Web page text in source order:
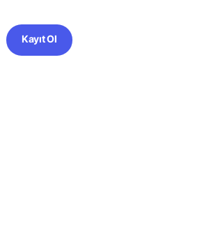
Kayıt Ol